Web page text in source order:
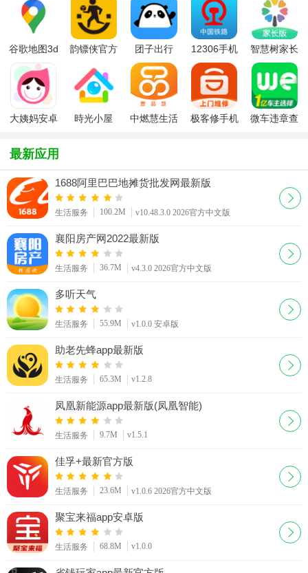
谷歌地图3d
全景实景地
图
韵镖侠官方
团子出行
app
12306手机
客户端
智慧树家长
版幼儿园版
大姨妈安卓
時光小屋
中燃慧生活
极客修手机
微车违章查
最新应用
1688阿里巴巴地摊货批发网最新版
生活服务 100.2M v10.48.3.0 2026官方中文版
襄阳房产网2022最新版
生活服务 36.7M v4.3.0 2026官方中文版
多听天气
生活服务 55.9M v1.0.0 安卓版
助老先蜂app最新版
生活服务 65.3M v1.2.8
凤凰新能源app最新版(凤凰智能)
生活服务 9.7M v1.5.1
佳孚+最新官方版
生活服务 23.6M v1.0.6 2026官方中文版
聚宝来福app安卓版
生活服务 68.8M v1.0.0